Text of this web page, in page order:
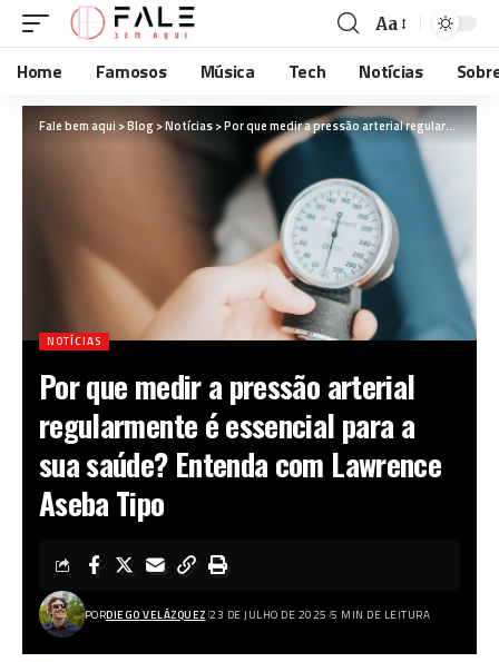
Aa
Home Famosos Música Tech Notícias
Fale bem aqui >Blog >Notícias>Por que medir a pressão arterial regularmente é essencial para a sua saúde? Entenda com Lawrence Aseba Tipo
NOTÍCIAS
Por que medir a pressão arterial
regularmente é essencial para a
sua saúde? Entenda com Lawrence
Aseba Tipo
PORDIEGO VELÁZQUEZ 23 DE JULHO DE 2025 5 MIN DE LEITURA